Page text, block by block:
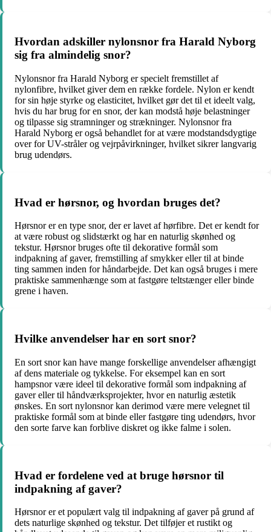
Hvordan adskiller nylonsnor fra Harald Nyborg
sig fra almindelig snor?
Nylonsnor fra Harald Nyborg er specielt fremstillet af
nylonfibre, hvilket giver dem en række fordele. Nylon er kendt
for sin høje styrke og elasticitet, hvilket gør det til et ideelt valg,
hvis du har brug for en snor, der kan modstå høje belastninger
og tilpasse sig stramninger og strækninger. Nylonsnor fra
Harald Nyborg er også behandlet for at være modstandsdygtige
over for UV-stråler og vejrpåvirkninger, hvilket sikrer langvarig
brug udendørs.
Hvad er hørsnor, og hvordan bruges det?
Hørsnor er en type snor, der er lavet af hørfibre. Det er kendt for
at være robust og slidstærkt og har en naturlig skønhed og
tekstur. Hørsnor bruges ofte til dekorative formål som
indpakning af gaver, fremstilling af smykker eller til at binde
ting sammen inden for håndarbejde. Det kan også bruges i mere
praktiske sammenhænge som at fastgøre teltstænger eller binde
grene i haven.
Hvilke anvendelser har en sort snor?
En sort snor kan have mange forskellige anvendelser afhængigt
af dens materiale og tykkelse. For eksempel kan en sort
hampsnor være ideel til dekorative formål som indpakning af
gaver eller til håndværksprojekter, hvor en naturlig æstetik
ønskes. En sort nylonsnor kan derimod være mere velegnet til
praktiske formål som at binde eller fastgøre ting udendørs, hvor
den sorte farve kan forblive diskret og ikke falme i solen.
Hvad er fordelene ved at bruge hørsnor til
indpakning af gaver?
Hørsnor er et populært valg til indpakning af gaver på grund af
dets naturlige skønhed og tekstur. Det tilføjer et rustikt og